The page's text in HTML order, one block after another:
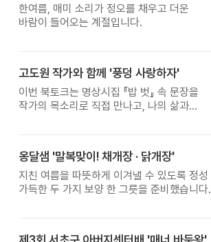
한여름, 매미 소리가 정오를 채우고 더운
바람이 들어오는 계절입니다.
고도원 작가와 함께 '풍덩 사랑하자'
이번 북토크는 명상시집 『밥 벗』 속 문장을
작가의 목소리로 직접 만나고, 나의 삶과
옹달샘 '말복맞이! 채개장 · 닭개장'
지친 여름을 따뜻하게 이겨낼 수 있도록 정성
가득한 두 가지 보양 한 그릇을 준비했습니다.